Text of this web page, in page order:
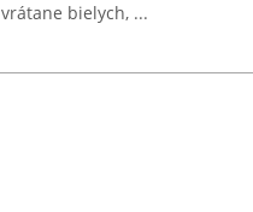
vrátane bielych, ...